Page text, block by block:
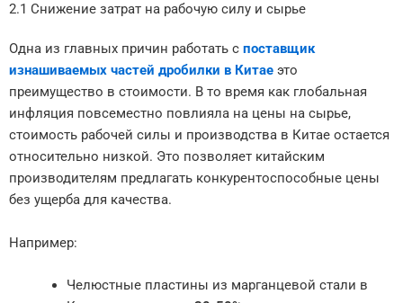
2.1 Снижение затрат на рабочую силу и сырье
Одна из главных причин работать с поставщик
изнашиваемых частей дробилки в Китае это
преимущество в стоимости. В то время как глобальная
инфляция повсеместно повлияла на цены на сырье,
стоимость рабочей силы и производства в Китае остается
относительно низкой. Это позволяет китайским
производителям предлагать конкурентоспособные цены
без ущерба для качества.
Например:
Челюстные пластины из марганцевой стали в